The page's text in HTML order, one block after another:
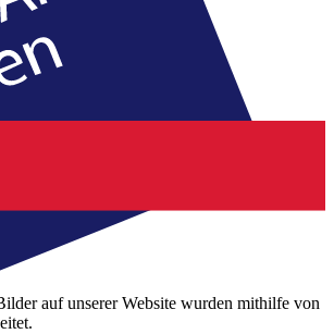
auf unserer Website wurden mithilfe von